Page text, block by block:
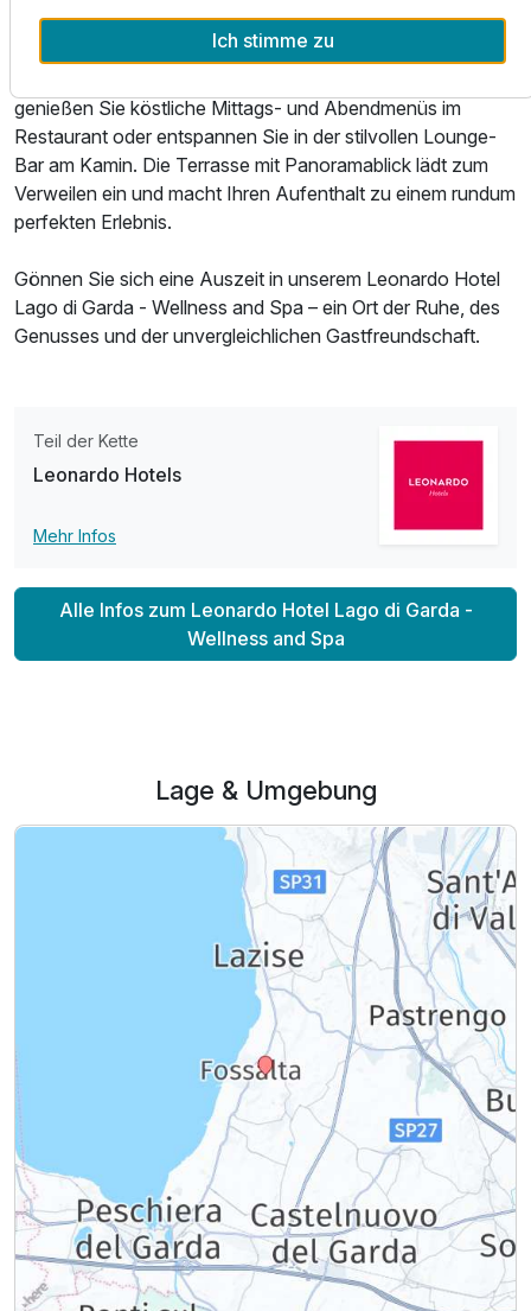
Lassen Sie sich in unserem Hotel kulinarisch verwöhnen:
genießen Sie köstliche Mittags- und Abendmenüs im
Restaurant oder entspannen Sie in der stilvollen Lounge-
Bar am Kamin. Die Terrasse mit Panoramablick lädt zum
Verweilen ein und macht Ihren Aufenthalt zu einem rundum
perfekten Erlebnis.
Gönnen Sie sich eine Auszeit in unserem Leonardo Hotel
Lago di Garda - Wellness and Spa – ein Ort der Ruhe, des
Genusses und der unvergleichlichen Gastfreundschaft.
Teil der Kette
Leonardo Hotels
Mehr Infos
Alle Infos zum Leonardo Hotel Lago di Garda -
Wellness and Spa
Lage & Umgebung
Ich stimme zu